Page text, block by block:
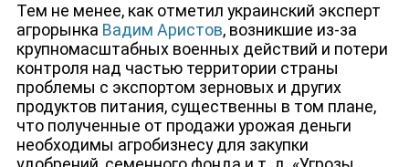
Тем не менее, как отметил украинский эксперт
агрорынка Вадим Аристов, возникшие из-за
крупномасштабных военных действий и потери
контроля над частью территории страны
проблемы с экспортом зерновых и других
продуктов питания, существенны в том плане,
что полученные от продажи урожая деньги
необходимы агробизнесу для закупки